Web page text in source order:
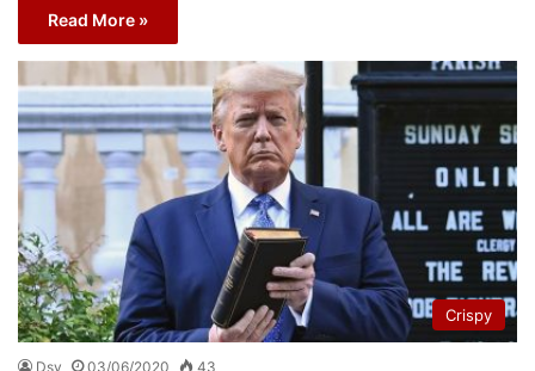
Read More »
Crispy
Dsy 03/06/2020 43